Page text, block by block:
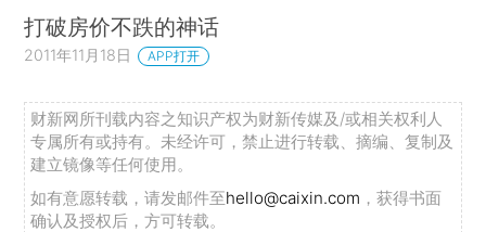
打破房价不跌的神话
2011年11月18日 APP打开
财新网所刊载内容之知识产权为财新传媒及/或相关权利人
专属所有或持有。未经许可，禁止进行转载、摘编、复制及
建立镜像等任何使用。
如有意愿转载，请发邮件至hello@caixin.com ，获得书面
确认及授权后，方可转载。